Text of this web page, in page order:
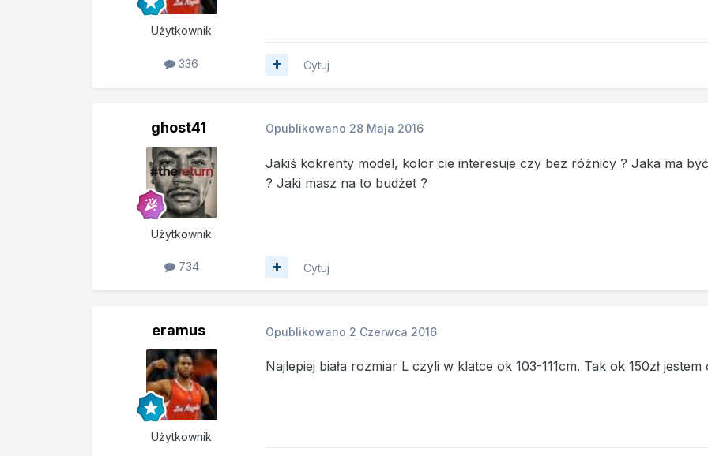
Użytkownik
336 Cytuj
ghost41
Użytkownik
734
Opublikowano 28 Maja 2016
Jakiś kokrenty model, kolor cie interesuje czy bez różnicy ? Jaka ma
? Jaki masz na to budżet ?
Cytuj
eramus
Użytkownik
Opublikowano 2 Czerwca 2016
Najlepiej biała rozmiar L czyli w klatce ok 103-111cm. Tak ok 150zł